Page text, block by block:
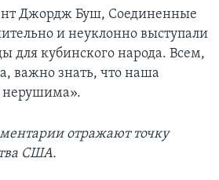
Джордж Буш, Соединенные
и неуклонно выступали
для кубинского народа. Всем,
важно знать, что наша
нерушима».
отражают точку
США.